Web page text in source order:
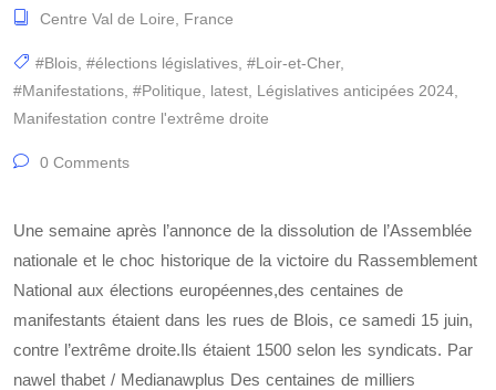
Centre Val de Loire France
#Blois #élections législatives #Loir-et-Cher,
#Manifestations #Politique latest Législatives anticipées 2024
Manifestation contre l'extrême droite
0 Comments
Une semaine après l’annonce de la dissolution de l’Assemblée
nationale et le choc historique de la victoire du Rassemblement
National aux élections européennes,des centaines de
manifestants étaient dans les rues de Blois, ce samedi 15 juin,
contre l’extrême droite.Ils étaient 1500 selon les syndicats. Par
nawel thabet / Medianawplus Des centaines de milliers